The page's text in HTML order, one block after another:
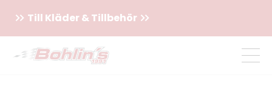
Till Kläder & Tillbehör